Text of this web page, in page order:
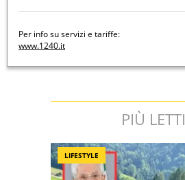
Per info su servizi e tariffe:
www.1240.it
PIÙ LETTI
LIFESTYLE